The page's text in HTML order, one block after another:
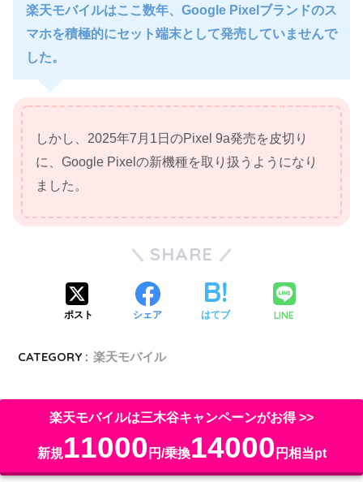
楽天モバイルはここ数年、Google Pixelブランドのス
マホを積極的にセット端末として発売していませんで
した。
しかし、2025年7月1日のPixel 9a発売を皮切り
に、Google Pixelの新機種を取り扱うようになり
ました。
楽天モバイルは三木谷キャンペーンがお得 >>
新規11000 円/乗換14000 円相当pt
SHARE
ポスト シェア はてブ LINE
CATEGORY : 楽天モバイル